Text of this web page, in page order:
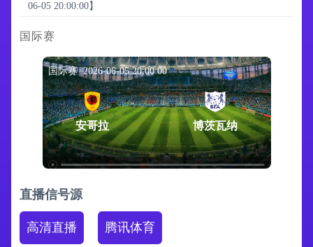
06-05 20:00:00】
国际赛
国际赛 2026-06-05 20:00:00
安哥拉 博茨瓦纳
直播信号源
高清直播 腾讯体育